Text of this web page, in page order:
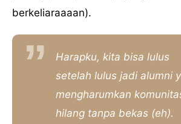
berkeliaraaaan).
Harapku, kita bisa lulus
setelah lulus jadi alumni
mengharumkan
hilang tanpa bekas (eh).